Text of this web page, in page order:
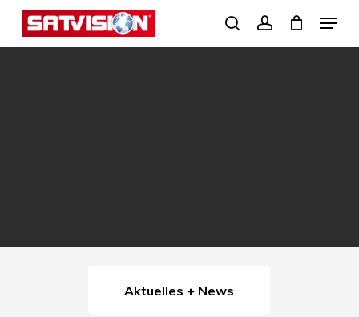
Skip
search
Menu
Aktuelles + News